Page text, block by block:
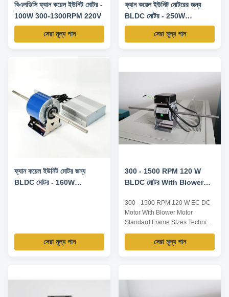
বিএলডিসি ফ্যান কয়েল ইউনিট মোটর -
100W 300-1300RPM 220V
সেরা মূল্য পান
ফ্যান কয়েল ইউনিট মোটরের জন্য
BLDC মোটর - 250W
1500RPM 220V 50HZ
সেরা মূল্য পান
ফ্যান কয়েল ইউনিট মোটর জন্য
BLDC মোটর - 160W
সেরা মূল্য পান
300 - 1500 RPM 120 W
BLDC মোটর With Blower
300 - 1500 RPM 120 W EC DC
Motor With Blower Motor
Standard Frame Sizes Technical
Parameters: Name EC
motor(motor, power supply,
driver) Input voltage AC 120V
100~138V 200~277V 50/60Hz
সেরা মূল্য পান